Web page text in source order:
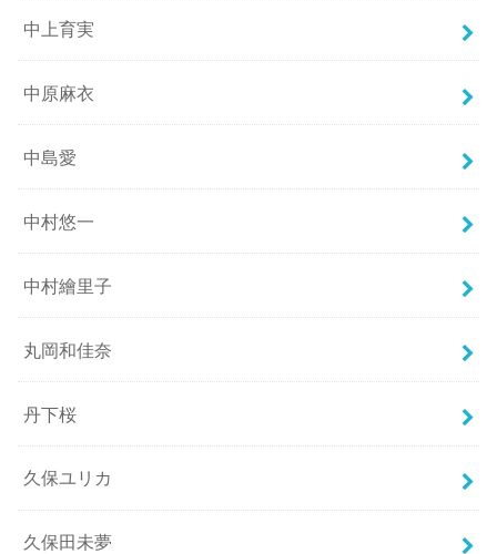
中上育実
中原麻衣
中島愛
中村悠一
中村繪里子
丸岡和佳奈
丹下桜
久保ユリカ
久保田未夢